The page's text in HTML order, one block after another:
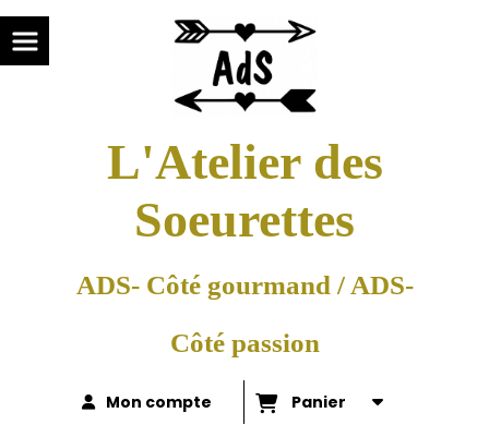
L'Atelier des
Soeurettes
ADS- Côté gourmand / ADS-
Côté passion
Mon compte Panier